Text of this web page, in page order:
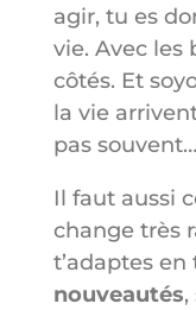
agir, tu es
vie. Avec les
côtés. Et
la vie
pas souvent…
Il faut aussi
change très
t’adaptes en
nouveautés,